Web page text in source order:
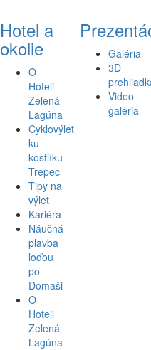
Hotel a
okolie
O
Hoteli
Zelená
Lagúna
Cyklovýlet
ku
kostlíku
Trepec
Tipy na
výlet
Kariéra
Náučná
plavba
loďou
po
Domaši
O
Hoteli
Zelená
Lagúna
Galéria
3D
Video
galéria